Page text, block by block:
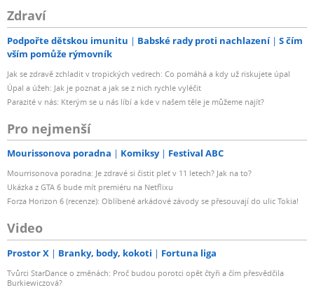
Zdraví
Podpořte dětskou imunitu Babské rady proti nachlazení
S čím
vším pomůže rýmovník
Jak se zdravě zchladit v tropických vedrech: Co pomáhá a kdy už riskujete úpal
Úpal a úžeh: Jak je poznat a jak se z nich rychle vyléčit
Parazité v nás: Kterým se u nás líbí a kde v našem těle je můžeme najít?
Pro nejmenší
Mourissonova poradna Komiksy Festival ABC
Mourrisonova poradna: Je zdravé si čistit pleť v 11 letech? Jak na to?
Ukázka z GTA 6 bude mít premiéru na Netflixu
Forza Horizon 6 (recenze): Oblíbené arkádové závody se přesouvají do ulic Tokia!
Video
Prostor X Branky, body, kokoti Fortuna liga
Tvůrci StarDance o změnách: Proč budou porotci opět čtyři a čím přesvědčila
Burkiewiczová?